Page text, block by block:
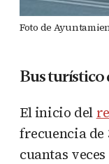
Foto de
Bus
El inicio del
frecuencia de
cuantas